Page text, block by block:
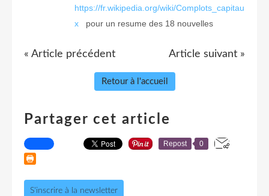
https://fr.wikipedia.org/wiki/Complots_capitau
x pour un resume des 18 nouvelles
« Article précédent Article suivant »
Retour à l'accueil
Partager cet article
Repost 0
S'inscrire à la newsletter